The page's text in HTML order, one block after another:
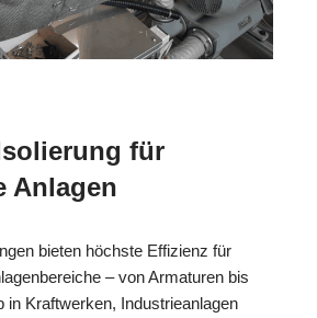
für
Anlagen
bieten höchste Effizienz für
– von Armaturen bis
in Kraftwerken, Industrieanlagen